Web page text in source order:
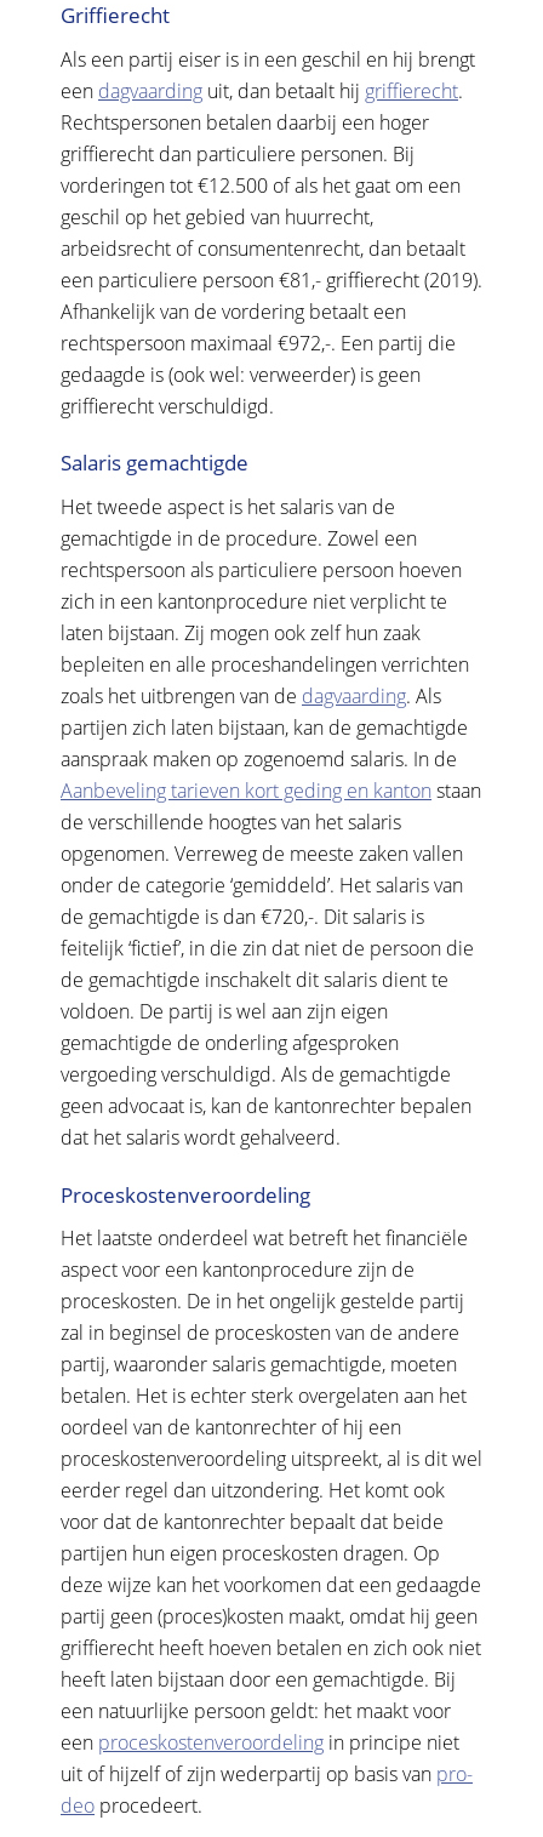
Griffierecht
Als een partij eiser is in een geschil en hij brengt
een dagvaarding uit, dan betaalt hij griffierecht.
Rechtspersonen betalen daarbij een hoger
griffierecht dan particuliere personen. Bij
vorderingen tot €12.500 of als het gaat om een
geschil op het gebied van huurrecht,
arbeidsrecht of consumentenrecht, dan betaalt
een particuliere persoon €81,- griffierecht (2019).
Afhankelijk van de vordering betaalt een
rechtspersoon maximaal €972,-. Een partij die
gedaagde is (ook wel: verweerder) is geen
griffierecht verschuldigd.
Salaris gemachtigde
Het tweede aspect is het salaris van de
gemachtigde in de procedure. Zowel een
rechtspersoon als particuliere persoon hoeven
zich in een kantonprocedure niet verplicht te
laten bijstaan. Zij mogen ook zelf hun zaak
bepleiten en alle proceshandelingen verrichten
zoals het uitbrengen van de dagvaarding. Als
partijen zich laten bijstaan, kan de gemachtigde
aanspraak maken op zogenoemd salaris. In de
Aanbeveling tarieven kort geding en kanton staan
de verschillende hoogtes van het salaris
opgenomen. Verreweg de meeste zaken vallen
onder de categorie ‘gemiddeld’. Het salaris van
de gemachtigde is dan €720,-. Dit salaris is
feitelijk ‘fictief’, in die zin dat niet de persoon die
de gemachtigde inschakelt dit salaris dient te
voldoen. De partij is wel aan zijn eigen
gemachtigde de onderling afgesproken
vergoeding verschuldigd. Als de gemachtigde
geen advocaat is, kan de kantonrechter bepalen
dat het salaris wordt gehalveerd.
Proceskostenveroordeling
Het laatste onderdeel wat betreft het financiële
aspect voor een kantonprocedure zijn de
proceskosten. De in het ongelijk gestelde partij
zal in beginsel de proceskosten van de andere
partij, waaronder salaris gemachtigde, moeten
betalen. Het is echter sterk overgelaten aan het
oordeel van de kantonrechter of hij een
proceskostenveroordeling uitspreekt, al is dit wel
eerder regel dan uitzondering. Het komt ook
voor dat de kantonrechter bepaalt dat beide
partijen hun eigen proceskosten dragen. Op
deze wijze kan het voorkomen dat een gedaagde
partij geen (proces)kosten maakt, omdat hij geen
griffierecht heeft hoeven betalen en zich ook niet
heeft laten bijstaan door een gemachtigde. Bij
een natuurlijke persoon geldt: het maakt voor
een proceskostenveroordeling in principe niet
uit of hijzelf of zijn wederpartij op basis van pro-
deo procedeert.